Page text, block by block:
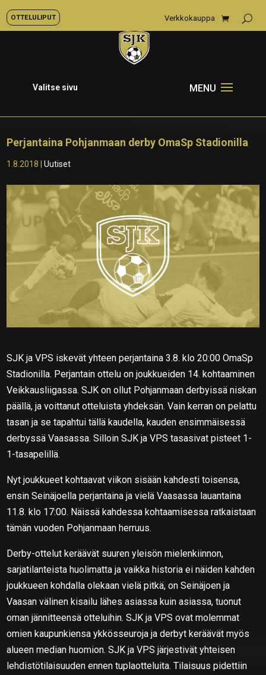
OTTELULIPUT Verkkokauppa
Valitse sivu
Perjantaina Pohjanmaan derby OmaSp Stadionilla
1.8.2018 |Uutiset
SJK ja VPS iskevät yhteen perjantaina 3.8. klo 20:00 OmaSp
Stadionilla. Perjantain ottelu on joukkueiden 14. kohtaaminen
Veikkausliigassa. SJK on ollut Pohjanmaan derbyissä niskan
päällä, ja voittanut otteluista yhdeksän. Vain kerran on pelattu
tasan ja se tapahtui tällä kaudella, kauden ensimmäisessä
derbyssä Vaasassa. Silloin SJK ja VPS tasasivat pisteet 1-
1-tasapelillä.
Nyt joukkueet kohtaavat viikon sisään kahdesti toisensa,
ensin Seinäjoella perjantaina ja vielä Vaasassa lauantaina
11.8. klo 17:00. Näissä kahdessa kohtaamisessa ratkaistaan
tämän vuoden Pohjanmaan herruus.
Derby-ottelut keräävät suuren yleisön mielenkiinnon,
sarjatilanteista huolimatta ja vaikka historia ei näiden kahden
joukkueen kohdalla olekaan vielä pitkä, on Seinäjoen ja
Vaasan välinen kisailu lähes asiassa kuin asiassa, tuonut
oman jännitteensä otteluihin. SJK ja VPS ovat molemmat
omien kaupunkiensa ykkösseuroja ja derbyt keräävät myös
alueen median huomion. SJK ja VPS järjestivät yhteisen
lehdistötilaisuuden ennen tuplaotteluita. Tilaisuus pidettiin